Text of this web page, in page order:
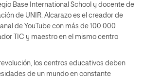
Base International School y docente de
de UNIR. Alcarazo es el creador de
de YouTube con más de 100.000
TIC y maestro en el mismo centro
los centros educativos deben
de un mundo en constante